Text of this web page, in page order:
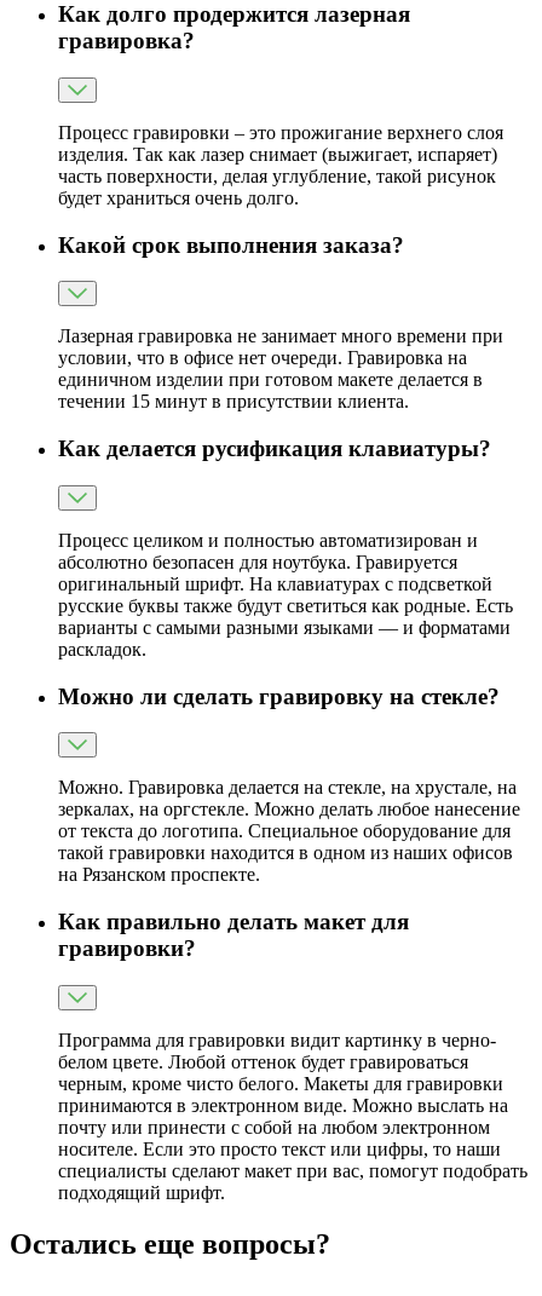
Как долго продержится лазерная
гравировка?
Процесс гравировки – это прожигание верхнего слоя
изделия. Так как лазер снимает (выжигает, испаряет)
часть поверхности, делая углубление, такой рисунок
будет храниться очень долго.
Какой срок выполнения заказа?
Лазерная гравировка не занимает много времени при
условии, что в офисе нет очереди. Гравировка на
единичном изделии при готовом макете делается в
течении 15 минут в присутствии клиента.
Как делается русификация клавиатуры?
Процесс целиком и полностью автоматизирован и
абсолютно безопасен для ноутбука. Гравируется
оригинальный шрифт. На клавиатурах с подсветкой
русские буквы также будут светиться как родные. Есть
варианты с самыми разными языками — и форматами
раскладок.
Можно ли сделать гравировку на стекле?
Можно. Гравировка делается на стекле, на хрустале, на
зеркалах, на оргстекле. Можно делать любое нанесение
от текста до логотипа. Специальное оборудование для
такой гравировки находится в одном из наших офисов
на Рязанском проспекте.
Как правильно делать макет для
гравировки?
Программа для гравировки видит картинку в черно-
белом цвете. Любой оттенок будет гравироваться
черным, кроме чисто белого. Макеты для гравировки
принимаются в электронном виде. Можно выслать на
почту или принести с собой на любом электронном
носителе. Если это просто текст или цифры, то наши
специалисты сделают макет при вас, помогут подобрать
подходящий шрифт.
Остались еще вопросы?